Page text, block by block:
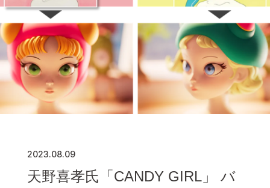
2023.08.09
天野喜孝氏「CANDY GIRL」 バ